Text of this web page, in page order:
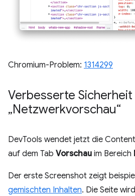
Chromium-Problem: 1314299
Verbesserte
„Netzwerkvorschau“
DevTools wendet jetzt die
auf dem Tab Vorschau im Bereich
Der erste Screenshot zeigt
gemischten Inhalten. Die Seite